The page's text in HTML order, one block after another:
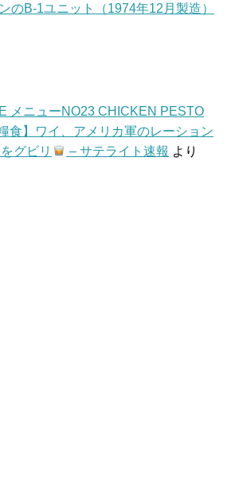
のB-1ユニット（1974年12月製造）
メニューNO23 CHICKEN PESTO
食】ワイ、アメリカ軍のレーション
グビリ
– サテライト速報 より